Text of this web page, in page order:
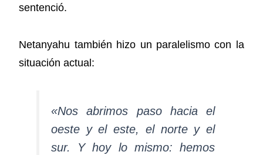
sentenció.
Netanyahu también hizo un paralelismo con la
situación actual:
«Nos abrimos paso hacia el
oeste y el este, el norte y el
sur. Y hoy lo mismo: hemos